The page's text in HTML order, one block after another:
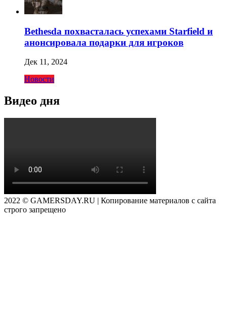
Bethesda похвасталась успехами Starfield и
анонсировала подарки для игроков
Дек 11, 2024
Новости
Видео дня
2022 © GAMERSDAY.RU | Копирование материалов с сайта
строго запрещено